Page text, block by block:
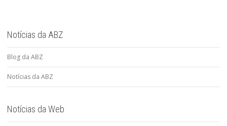
Notícias da ABZ
Blog da ABZ
Notícias da ABZ
Notícias da Web